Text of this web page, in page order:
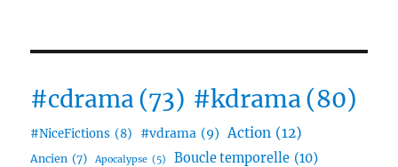
#cdrama (73) #kdrama(80)
#NiceFictions (8) #vdrama (9) Action (12)
Ancien (7) Apocalypse (5) Boucle temporelle (10)